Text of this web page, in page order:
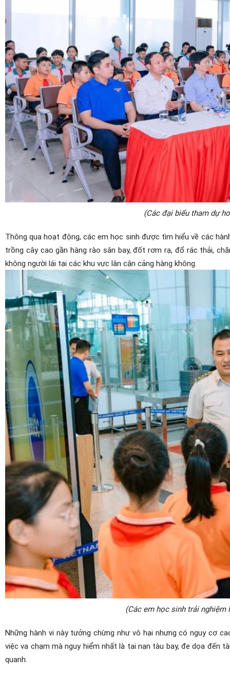
(Các đại biểu tham dự
Thông qua hoạt động, các em học sinh được tìm hiểu về các
trồng cây cao gần hàng rào sân bay, đốt rơm rạ, đổ rác thải,
không người lái tại các khu vực lân cận cảng hàng không.
(Các em học sinh trải nghiệm
Những hành vi này tưởng chừng như vô hại nhưng có nguy cơ
việc va chạm mà nguy hiểm nhất là tai nạn tàu bay, đe dọa đến
quanh.